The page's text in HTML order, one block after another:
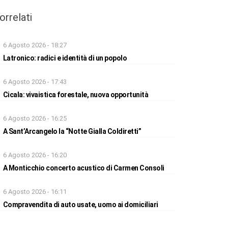
6 Agosto 2026 - 18:27
Latronico: radici e identità di un popolo
6 Agosto 2026 - 17:43
Cicala: vivaistica forestale, nuova opportunità
6 Agosto 2026 - 16:25
A Sant’Arcangelo la “Notte Gialla Coldiretti”
6 Agosto 2026 - 16:20
A Monticchio concerto acustico di Carmen Consoli
6 Agosto 2026 - 16:11
Compravendita di auto usate, uomo ai domiciliari